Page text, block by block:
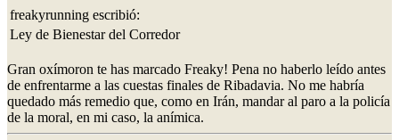
freakyrunning escribió:
Ley de Bienestar del Corredor
Gran oxímoron te has marcado Freaky! Pena no haberlo leído antes
de enfrentarme a las cuestas finales de Ribadavia. No me habría
quedado más remedio que, como en Irán, mandar al paro a la policía
de la moral, en mi caso, la anímica.